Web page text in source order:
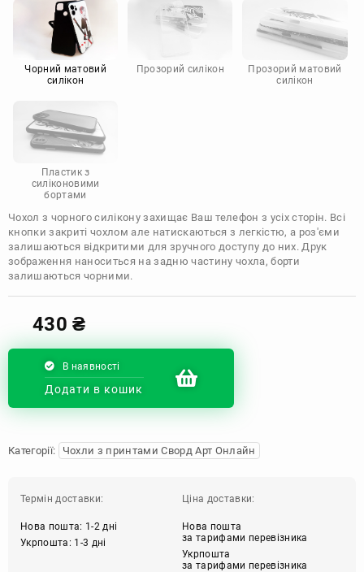
Motorola
Чорний матовий
силікон
Прозорий силікон
Прозорий матовий
силікон
Пластик з
силіконовими
бортами
Чохол з чорного силікону захищає Ваш телефон з усіх сторін. Всі
кнопки закриті чохлом але натискаються з легкістю, а роз'єми
залишаються відкритими для зручного доступу до них. Друк
зображення наноситься на задню частину чохла, борти
залишаються чорними.
430₴
В наявності
Додати в кошик
Категорії: Чохли з принтами Сворд Арт Онлайн
Термін доставки:
Нова пошта: 1-2 дні
Укрпошта: 1-3 дні
Ціна доставки:
Нова пошта
за тарифами перевізника
Укрпошта
за тарифами перевізника